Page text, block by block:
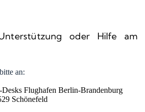
oder Hilfe am
an:
Flughafen Berlin-Brandenburg
Schönefeld